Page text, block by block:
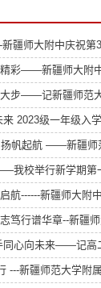
疆师大附中庆祝第
彩——新疆师大附
步——记新疆师范
2023级一年级入
扬帆起航 ——新疆
我校举行新学期第
航------新疆师大附
笃行谱华章--新疆
同心向未来——记高
---新疆师范大学附